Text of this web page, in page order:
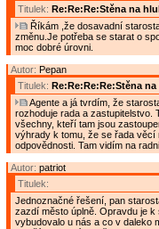
Titulek: Re:Re:Re:Stěna na
Říkám ,že dosavadní
změnu.Je potřeba se starat o
moc dobré úrovni.
Autor: Pepan
Titulek: Re:Re:Re:Re:Stěna na
Agente a já tvrdím, že
rozhoduje rada a zastupitelstvo.
všechny, kteří tam jsou
výhrady k tomu, že se řada věcí
odpovědnosti. Tam vidím na
Autor: patriot
Titulek:
Jednoznačné řešení, pan
zazdí město úplně. Opravdu je
vybudovalo u nás a co v daleko